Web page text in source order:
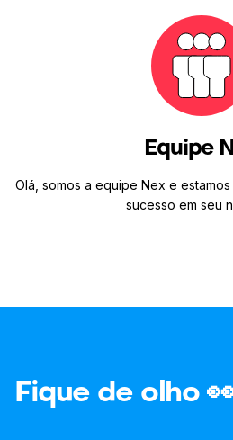
Equipe
Olá, somos a equipe Nex e
sucesso em seu
Fique de olho